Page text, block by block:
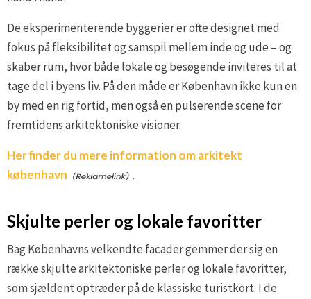
De eksperimenterende byggerier er ofte designet med
fokus på fleksibilitet og samspil mellem inde og ude – og
skaber rum, hvor både lokale og besøgende inviteres til at
tage del i byens liv. På den måde er København ikke kun en
by med en rig fortid, men også en pulserende scene for
fremtidens arkitektoniske visioner.
Her finder du mere information om arkitekt
københavn
.
Skjulte perler og lokale favoritter
Bag Københavns velkendte facader gemmer der sig en
række skjulte arkitektoniske perler og lokale favoritter,
som sjældent optræder på de klassiske turistkort. I de